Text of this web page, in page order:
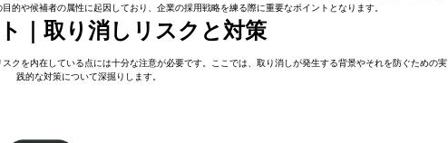
的や候補者の属性に起因しており、企業の採用戦略を練る際に重要なポイントとなります。
｜取り消しリスクと対策
クを内在している点には十分な注意が必要です。ここでは、取り消しが発生する背景やそれを防ぐための実
践的な対策について深掘りします。